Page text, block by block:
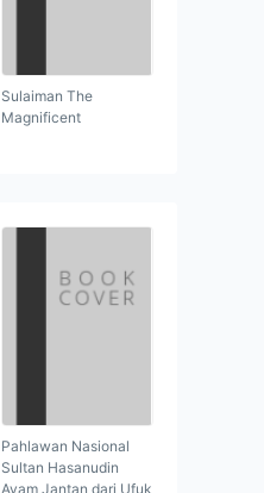
Sulaiman The
Magnificent
Pahlawan Nasional
Sultan Hasanudin
Ayam Jantan dari Ufuk